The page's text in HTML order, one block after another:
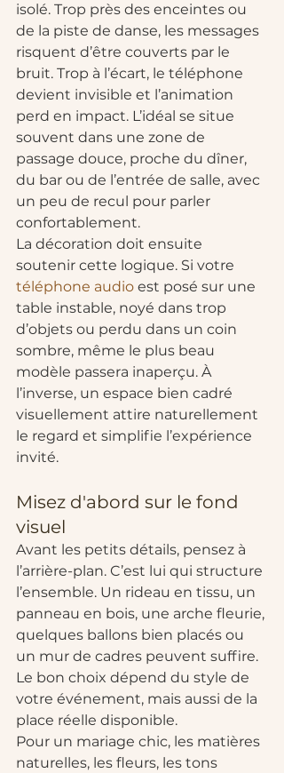
isolé. Trop près des enceintes ou
de la piste de danse, les messages
risquent d’être couverts par le
bruit. Trop à l’écart, le téléphone
devient invisible et l’animation
perd en impact. L’idéal se situe
souvent dans une zone de
passage douce, proche du dîner,
du bar ou de l’entrée de salle, avec
un peu de recul pour parler
confortablement.
La décoration doit ensuite
soutenir cette logique. Si votre
téléphone audio est posé sur une
table instable, noyé dans trop
d’objets ou perdu dans un coin
sombre, même le plus beau
modèle passera inaperçu. À
l’inverse, un espace bien cadré
visuellement attire naturellement
le regard et simplifie l’expérience
invité.
Misez d'abord sur le fond
visuel
Avant les petits détails, pensez à
l’arrière-plan. C’est lui qui structure
l’ensemble. Un rideau en tissu, un
panneau en bois, une arche fleurie,
quelques ballons bien placés ou
un mur de cadres peuvent suffire.
Le bon choix dépend du style de
votre événement, mais aussi de la
place réelle disponible.
Pour un mariage chic, les matières
naturelles, les fleurs, les tons